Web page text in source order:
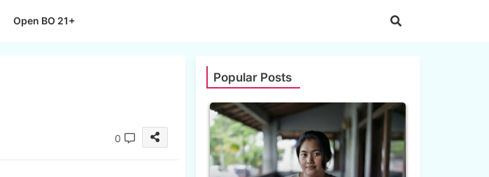
Open BO 21+
0
Popular Posts